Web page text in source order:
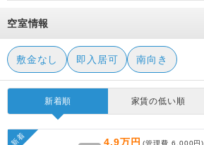
空室情報
敷金なし 即入居可 南向き
新着順 家賃の低い順
新着 4.9万円 (管理費6,000円)